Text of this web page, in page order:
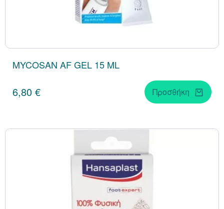
MYCOSAN AF GEL 15 ML
6,80 € Προσθήκη